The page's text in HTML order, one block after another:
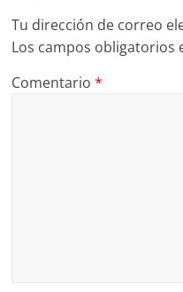
Tu dirección de correo
Los campos
Comentario*